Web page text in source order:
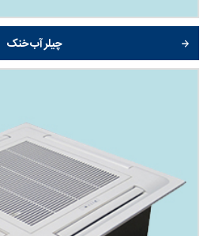
چیلر آب خنک